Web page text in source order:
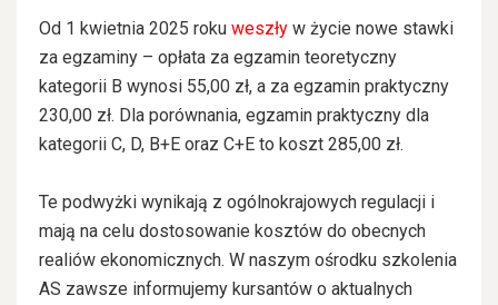
Od 1 kwietnia 2025 roku weszły w życie nowe stawki
za egzaminy – opłata za egzamin teoretyczny
kategorii B wynosi 55,00 zł, a za egzamin praktyczny
230,00 zł. Dla porównania, egzamin praktyczny dla
kategorii C, D, B+E oraz C+E to koszt 285,00 zł.
Te podwyżki wynikają z ogólnokrajowych regulacji i
mają na celu dostosowanie kosztów do obecnych
realiów ekonomicznych. W naszym ośrodku szkolenia
AS zawsze informujemy kursantów o aktualnych